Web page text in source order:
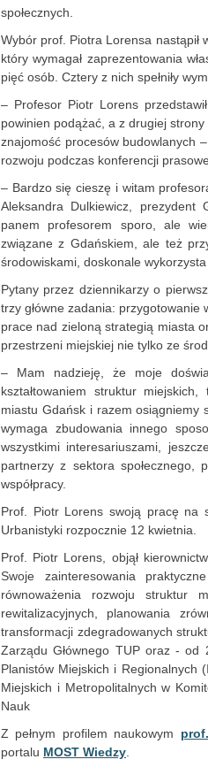
społecznych.
Wybór prof. Piotra Lorensa nastąpił
który wymagał zaprezentowania
pięć osób. Cztery z nich spełniły
– Profesor Piotr Lorens
powinien podążać, a z drugiej
znajomość procesów budowlanych
rozwoju podczas konferencji
– Bardzo się cieszę i witam
Aleksandra Dulkiewicz,
panem profesorem sporo, ale
związane z Gdańskiem, ale też
środowiskami, doskonale wykorzysta
Pytany przez dziennikarzy o
trzy główne zadania: przygotowanie
prace nad zieloną strategią miasta
przestrzeni miejskiej nie tylko ze
– Mam nadzieję, że moje
kształtowaniem struktur
miastu Gdańsk i razem osiągniemy
wymaga zbudowania innego
wszystkimi interesariuszami,
partnerzy z sektora społecznego,
współpracy.
Prof. Piotr Lorens swoją pracę na
Urbanistyki rozpocznie 12 kwietnia.
Prof. Piotr Lorens, objął
Swoje zainteresowania
równoważenia rozwoju struktur
rewitalizacyjnych, planowania
transformacji zdegradowanych
Zarządu Głównego TUP oraz - od
Planistów Miejskich i Regionalnych
Miejskich i Metropolitalnych w
Nauk
Z pełnym profilem naukowym
portalu MOST Wiedzy